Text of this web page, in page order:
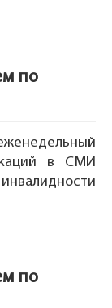
по
в СМИ
по